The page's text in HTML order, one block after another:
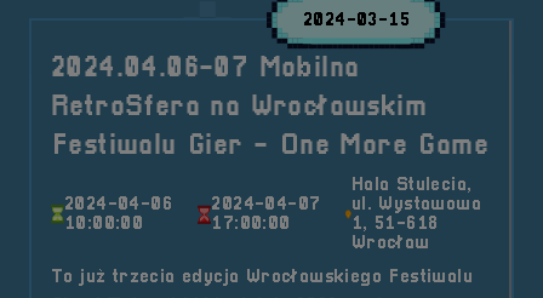
2024-03-15
2024.04.06-07 Mobilna
RetroSfera na Wrocławskim
Festiwalu Gier - One More Game
2024-04-06
10:00:00
2024-04-07
17:00:00
Hala Stulecia,
ul. Wystawowa
1, 51-618
Wrocław
To już trzecia edycja Wrocławskiego Festiwalu